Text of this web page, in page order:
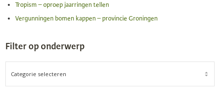
Tropism – oproep jaarringen tellen
Vergunningen bomen kappen – provincie Groningen
Filter op onderwerp
FILTER